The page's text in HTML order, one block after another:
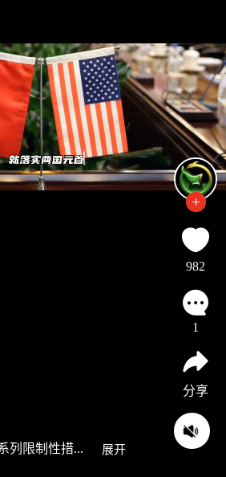
列限制性措... 展开
982
1
分享